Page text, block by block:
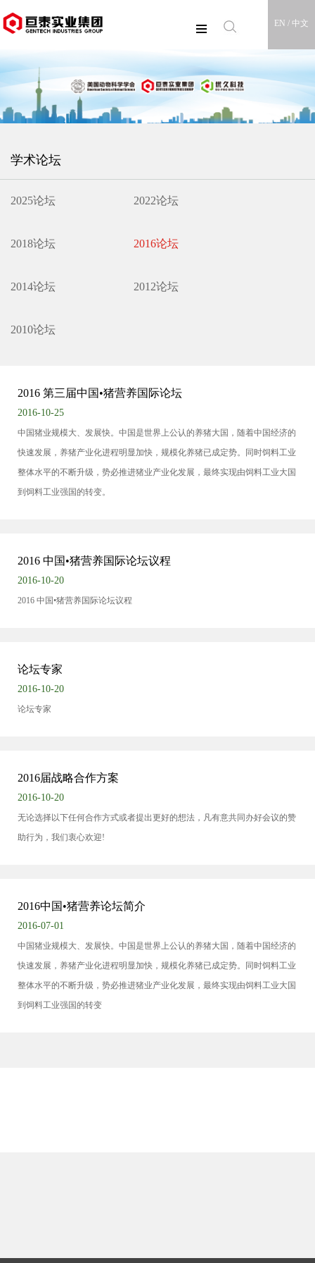
EN / 中文
学术论坛
2025论坛 2022论坛
2018论坛 2016论坛
2014论坛 2012论坛
2010论坛
2016 第三届中国•猪营养国际论坛
2016-10-25
中国猪业规模大、发展快。中国是世界上公认的养猪大国，随着中国经济的
快速发展，养猪产业化进程明显加快，规模化养猪已成定势。同时饲料工业
整体水平的不断升级，势必推进猪业产业化发展，最终实现由饲料工业大国
到饲料工业强国的转变。
2016 中国•猪营养国际论坛议程
2016-10-20
2016 中国•猪营养国际论坛议程
论坛专家
2016-10-20
论坛专家
2016届战略合作方案
2016-10-20
无论选择以下任何合作方式或者提出更好的想法，凡有意共同办好会议的赞
助行为，我们衷心欢迎!
2016中国•猪营养论坛简介
2016-07-01
中国猪业规模大、发展快。中国是世界上公认的养猪大国，随着中国经济的
快速发展，养猪产业化进程明显加快，规模化养猪已成定势。同时饲料工业
整体水平的不断升级，势必推进猪业产业化发展，最终实现由饲料工业大国
到饲料工业强国的转变